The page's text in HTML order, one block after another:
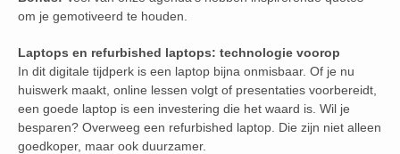
om je gemotiveerd te houden.
Laptops en refurbished laptops: technologie voorop
In dit digitale tijdperk is een laptop bijna onmisbaar. Of je nu
huiswerk maakt, online lessen volgt of presentaties voorbereidt,
een goede laptop is een investering die het waard is. Wil je
besparen? Overweeg een refurbished laptop. Die zijn niet alleen
goedkoper, maar ook duurzamer.